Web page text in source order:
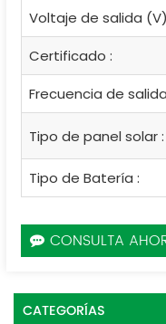
Voltaje de salida
Certificado :
Frecuencia de
Tipo de panel solar :
Tipo de Batería :
CONSULTA
CATEGORÍAS